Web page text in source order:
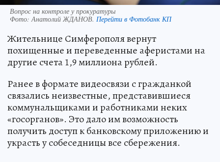
Вопрос на контроле у прокуратуры
Фото:Анатолий ЖДАНОВ. Перейти в Фотобанк КП
Жительнице Симферополя вернут
похищенные и переведенные аферистами на
другие счета 1,9 миллиона рублей.
Ранее в формате видеосвязи с гражданкой
связались неизвестные, представившиеся
коммунальщиками и работниками неких
«госорганов». Это дало им возможность
получить доступ к банковскому приложению и
украсть у собеседницы все сбережения.